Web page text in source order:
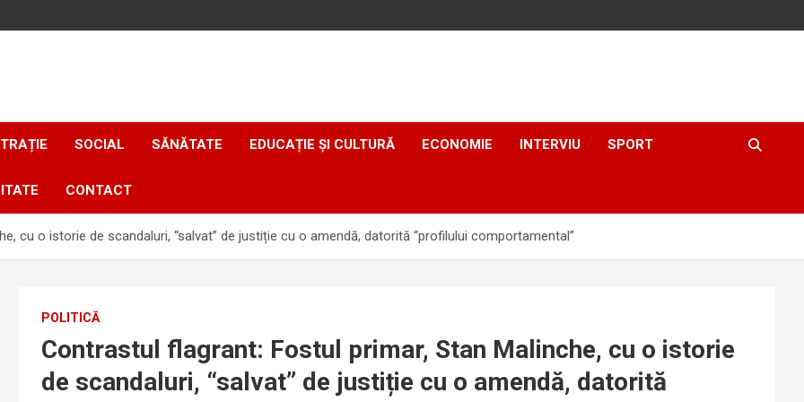
SOCIAL SĂNĂTATE EDUCAȚIE ȘI CULTURĂ ECONOMIE INTERVIU SPORT
CONTACT
cu o istorie de scandaluri, “salvat” de justiție cu o amendă, datorită “profilului comportamental”
POLITICĂ
Contrastul flagrant: Fostul primar, Stan Malinche, cu o istorie
de scandaluri, “salvat” de justiție cu o amendă, datorită